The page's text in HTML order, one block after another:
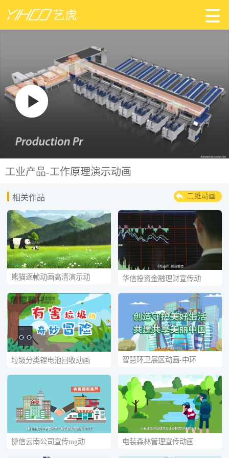
工业产品-工作原理演示动画
相关作品 二维动画
熊猫逐帧动画高清演示动 华信投资金融理财宣传动
垃圾分类锂电池回收动画 智慧环卫展区动画-中环
捷信云南公司宣传mg动 电装森林管理宣传动画